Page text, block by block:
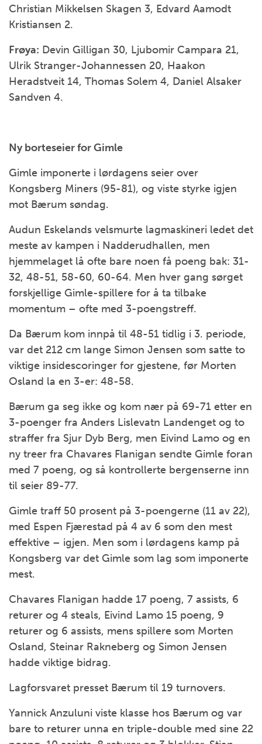
Christian Mikkelsen Skagen 3, Edvard Aamodt
Kristiansen 2.
Frøya: Devin Gilligan 30, Ljubomir Campara 21,
Ulrik Stranger-Johannessen 20, Haakon
Heradstveit 14, Thomas Solem 4, Daniel Alsaker
Sandven 4.
Ny borteseier for Gimle
Gimle imponerte i lørdagens seier over
Kongsberg Miners (95-81), og viste styrke igjen
mot Bærum søndag.
Audun Eskelands velsmurte lagmaskineri ledet det
meste av kampen i Nadderudhallen, men
hjemmelaget lå ofte bare noen få poeng bak: 31-
32, 48-51, 58-60, 60-64. Men hver gang sørget
forskjellige Gimle-spillere for å ta tilbake
momentum – ofte med 3-poengstreff.
Da Bærum kom innpå til 48-51 tidlig i 3. periode,
var det 212 cm lange Simon Jensen som satte to
viktige insidescoringer for gjestene, før Morten
Osland la en 3-er: 48-58.
Bærum ga seg ikke og kom nær på 69-71 etter en
3-poenger fra Anders Lislevatn Landenget og to
straffer fra Sjur Dyb Berg, men Eivind Lamo og en
ny treer fra Chavares Flanigan sendte Gimle foran
med 7 poeng, og så kontrollerte bergenserne inn
til seier 89-77.
Gimle traff 50 prosent på 3-poengerne (11 av 22),
med Espen Fjærestad på 4 av 6 som den mest
effektive – igjen. Men som i lørdagens kamp på
Kongsberg var det Gimle som lag som imponerte
mest.
Chavares Flanigan hadde 17 poeng, 7 assists, 6
returer og 4 steals, Eivind Lamo 15 poeng, 9
returer og 6 assists, mens spillere som Morten
Osland, Steinar Rakneberg og Simon Jensen
hadde viktige bidrag.
Lagforsvaret presset Bærum til 19 turnovers.
Yannick Anzuluni viste klasse hos Bærum og var
bare to returer unna en triple-double med sine 22